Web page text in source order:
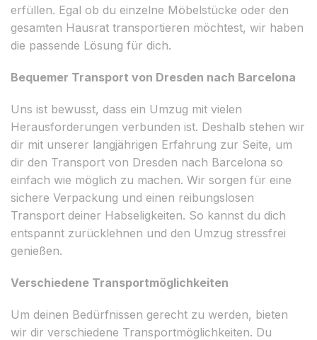
erfüllen. Egal ob du einzelne Möbelstücke oder den
gesamten Hausrat transportieren möchtest, wir haben
die passende Lösung für dich.
Bequemer Transport von Dresden nach Barcelona
Uns ist bewusst, dass ein Umzug mit vielen
Herausforderungen verbunden ist. Deshalb stehen wir
dir mit unserer langjährigen Erfahrung zur Seite, um
dir den Transport von Dresden nach Barcelona so
einfach wie möglich zu machen. Wir sorgen für eine
sichere Verpackung und einen reibungslosen
Transport deiner Habseligkeiten. So kannst du dich
entspannt zurücklehnen und den Umzug stressfrei
genießen.
Verschiedene Transportmöglichkeiten
Um deinen Bedürfnissen gerecht zu werden, bieten
wir dir verschiedene Transportmöglichkeiten. Du